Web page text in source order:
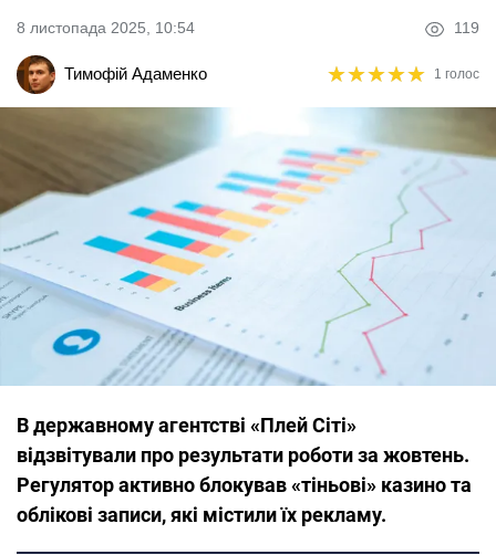
8 листопада 2025, 10:54 119
Тимофій Адаменко ★★★★★
★★★★★ 1 голос
В державному агентстві «Плей Сіті»
відзвітували про результати роботи за жовтень.
Регулятор активно блокував «тіньові» казино та
облікові записи, які містили їх рекламу.